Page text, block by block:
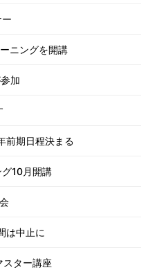
ニングを開講
加
前期日程決まる
10月開講
は中止に
スター講座